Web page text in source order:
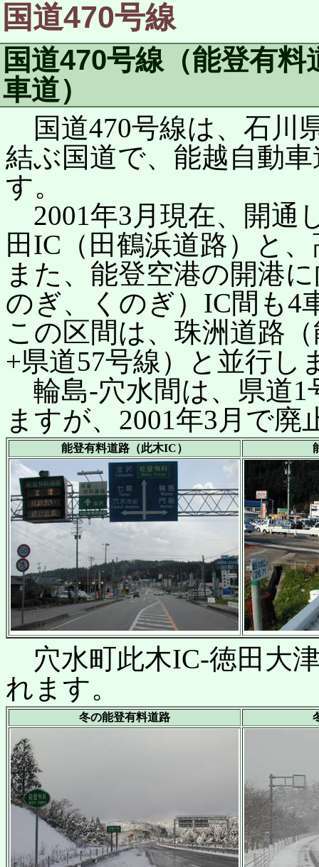
国道470号線
国道470号線（能登有
車道）
国道470号線は、石川
結ぶ国道で、能越自動
す。
2001年3月現在、開通
田IC（田鶴浜道路）と
また、能登空港の開港
のぎ、くのぎ）IC間も4
この区間は、珠洲道路
+県道57号線）と並行し
輪島-穴水間は、県道1
ますが、2001年3月で廃
能登有料道路（此木IC）
穴水町此木IC-徳田大
れます。
冬の能登有料道路